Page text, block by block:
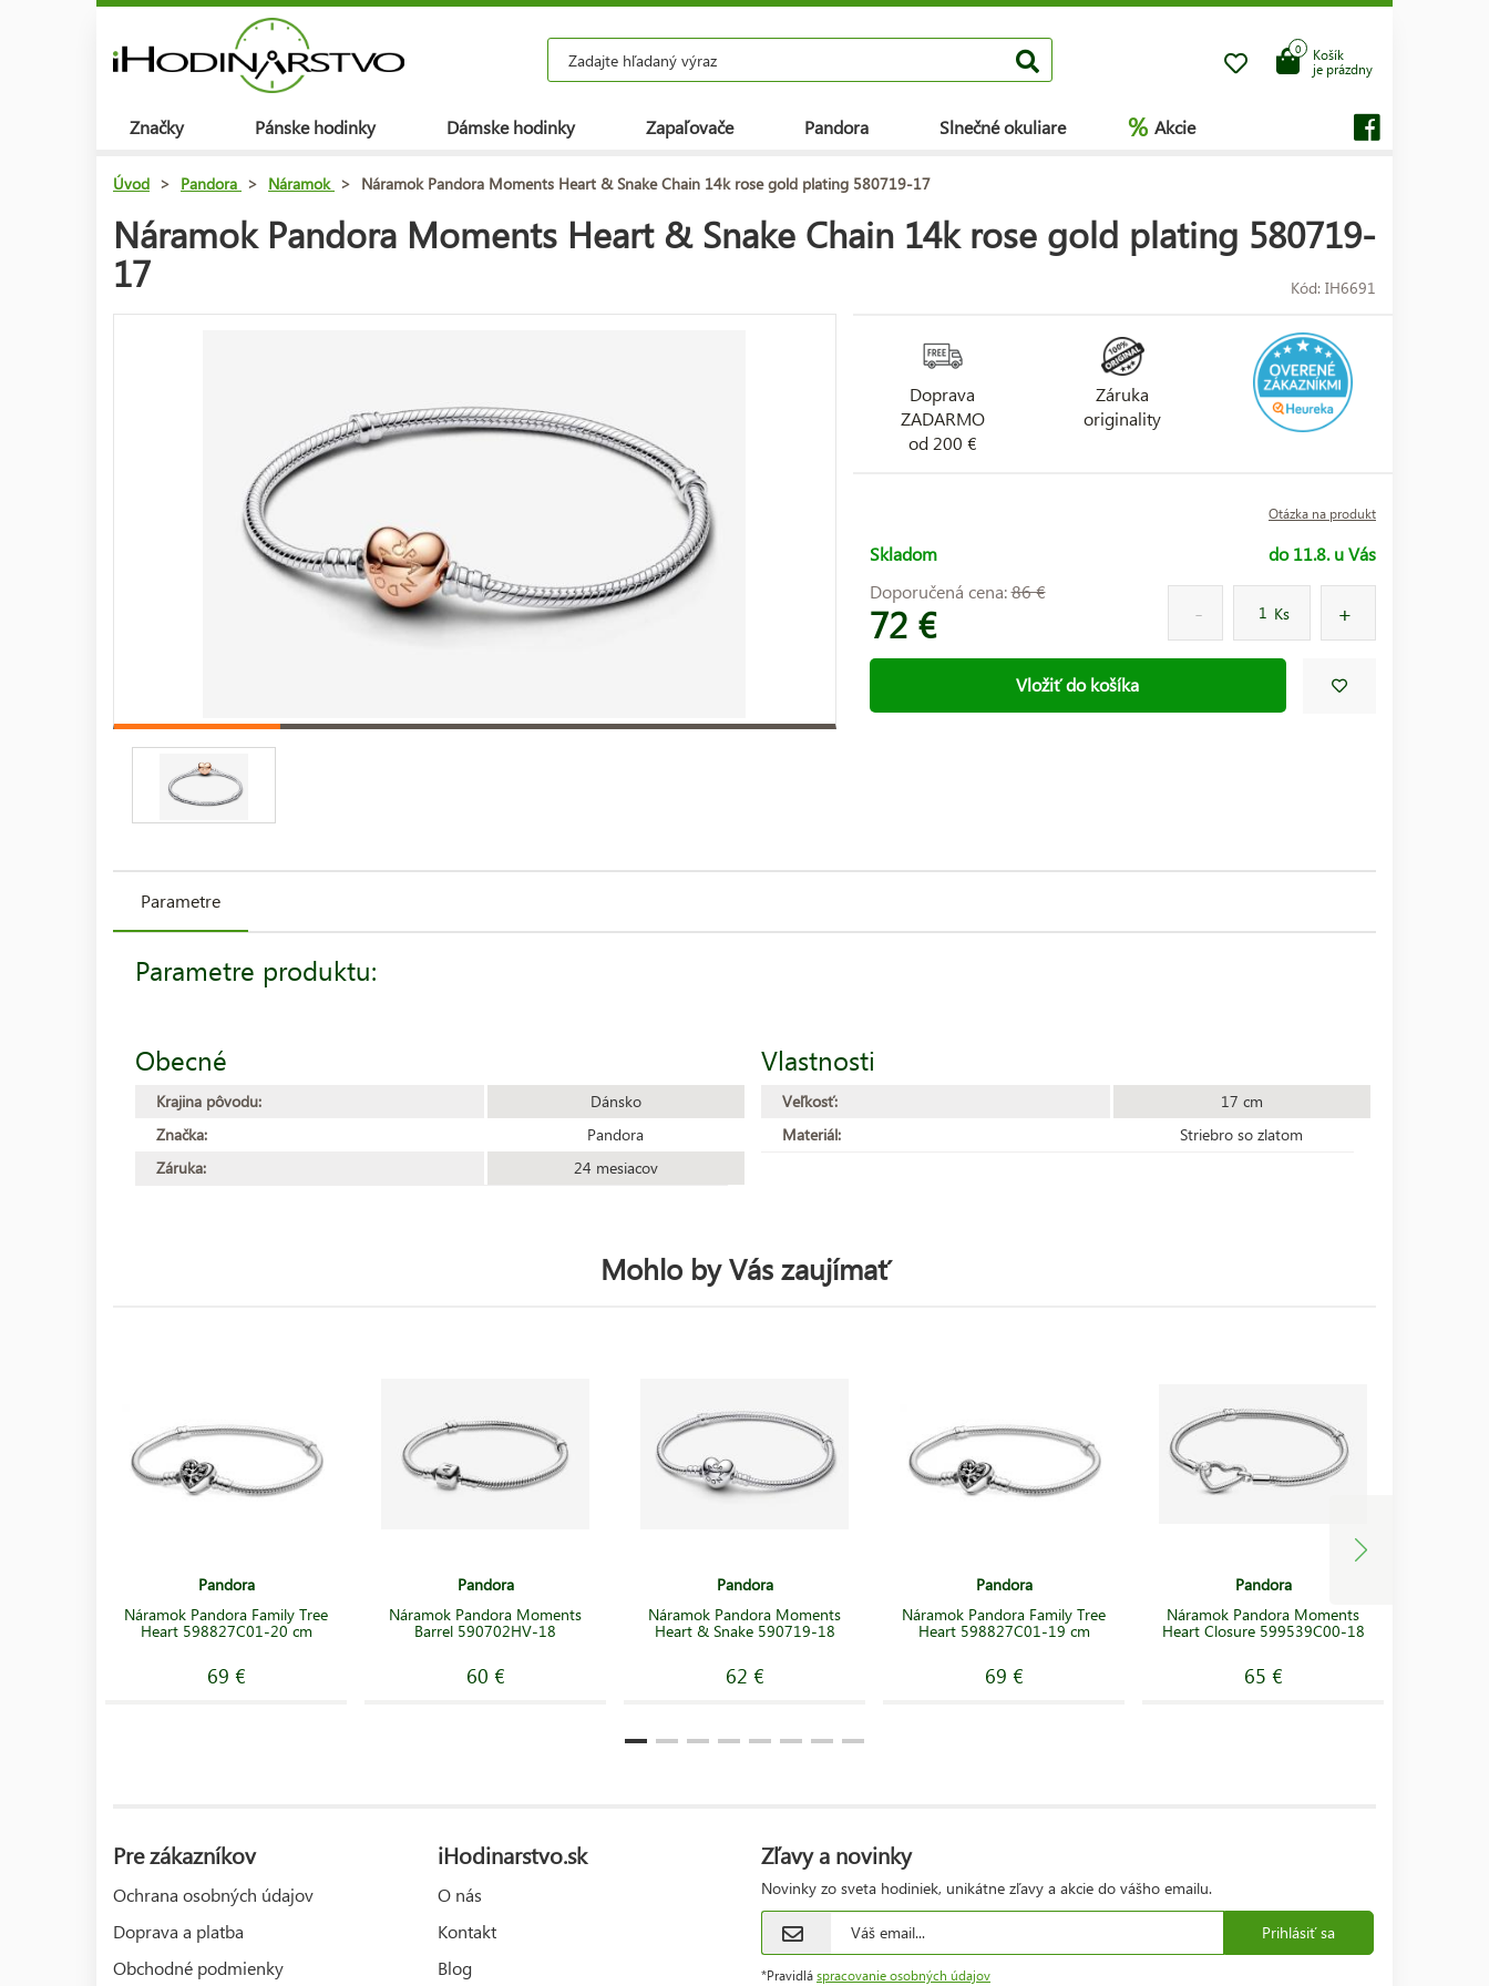
Košík
je prázdny
0
Značky Pánske hodinky Dámske hodinky Zapaľovače Pandora Slnečné okuliare % Akcie
Úvod > Pandora > Náramok > Náramok Pandora Moments Heart & Snake Chain 14k rose gold plating 580719-17
Náramok Pandora Moments Heart & Snake Chain 14k rose gold plating 580719-
17 Kód: IH6691
Doprava
ZADARMO
od 200 €
Záruka
originality
Otázka na produkt
Skladom
do 11.8. u Vás
Doporučená cena:86 €
72 € Ks
Vložiť do košíka
Parametre
Parametre produktu:
Obecné
Krajina pôvodu:
Dánsko
Značka:
Pandora
Záruka:
24 mesiacov
Vlastnosti
Veľkosť:
17 cm
Materiál:
Striebro so zlatom
Mohlo by Vás zaujímať
Pandora
Náramok Pandora Family Tree
Heart 598827C01-20 cm
69 €
Pandora
Náramok Pandora Moments
Barrel 590702HV-18
60 €
Pandora
Náramok Pandora Moments
Heart & Snake 590719-18
62 €
Pandora
Náramok Pandora Family Tree
Heart 598827C01-19 cm
69 €
Pandora
Náramok Pandora Moments
Heart Closure 599539C00-18
65 €
Pre zákazníkov
Ochrana osobných údajov
Doprava a platba
Obchodné podmienky
iHodinarstvo.sk
O nás
Kontakt
Blog
Zľavy a novinky
Novinky zo sveta hodiniek, unikátne zľavy a akcie do vášho emailu.
Prihlásiť sa
*Pravidlá spracovanie osobných údajov